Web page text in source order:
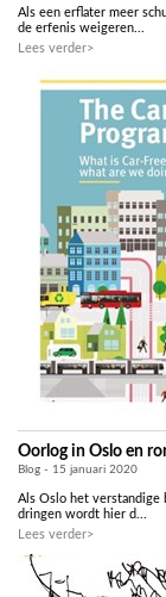
Als een erflater meer
de erfenis weigeren...
Lees verder>
Oorlog in Oslo en
Blog - 15 januari 2020
Als Oslo het verstandige
dringen wordt hier d...
Lees verder>